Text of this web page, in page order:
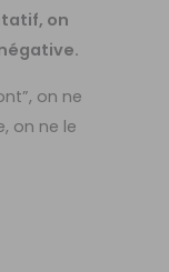
on
on ne
on ne le